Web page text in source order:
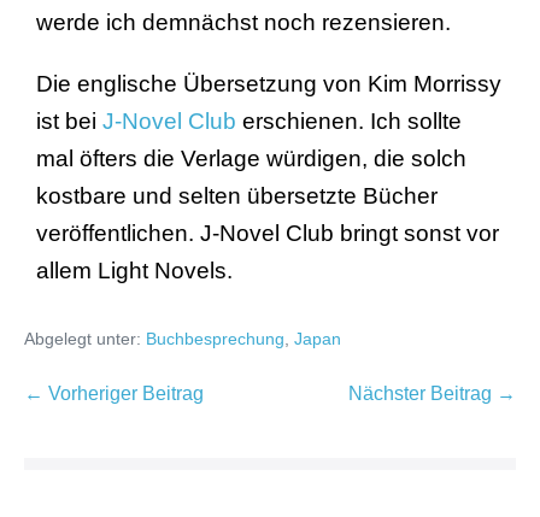
werde ich demnächst noch rezensieren.
Die englische Übersetzung von Kim Morrissy
ist bei J-Novel Club erschienen. Ich sollte
mal öfters die Verlage würdigen, die solch
kostbare und selten übersetzte Bücher
veröffentlichen. J-Novel Club bringt sonst vor
allem Light Novels.
Abgelegt unter: Buchbesprechung, Japan
← Vorheriger Beitrag Nächster Beitrag →